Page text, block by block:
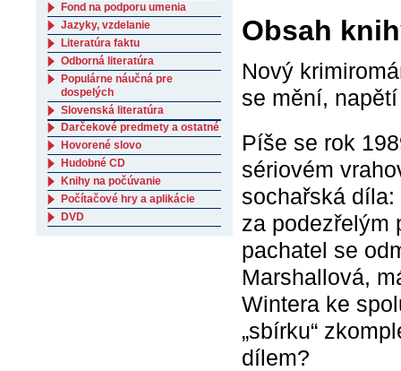
Obsah
Nový
se mění,
Píše se rok
sériovém
sochařská
za podezřelým
pachatel se
Marshallová,
Wintera ke
„sbírku“
dílem?
Fond na podporu umenia
Jazyky, vzdelanie
Literatúra faktu
Odborná literatúra
Populárne náučná pre
dospelých
Slovenská literatúra
Darčekové predmety a ostatné
Hovorené slovo
Hudobné CD
Knihy na počúvanie
Počítačové hry a aplikácie
DVD